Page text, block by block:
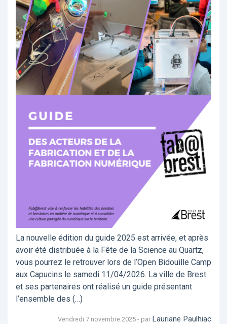
La nouvelle édition du guide 2025 est arrivée, et après
avoir été distribuée à la Fête de la Science au Quartz,
vous pourrez le retrouver lors de l’Open Bidouille Camp
aux Capucins le samedi 11/04/2026. La ville de Brest
et ses partenaires ont réalisé un guide présentant
l’ensemble des (…)
Vendredi 7 novembre 2025 - par Lauriane Paulhiac